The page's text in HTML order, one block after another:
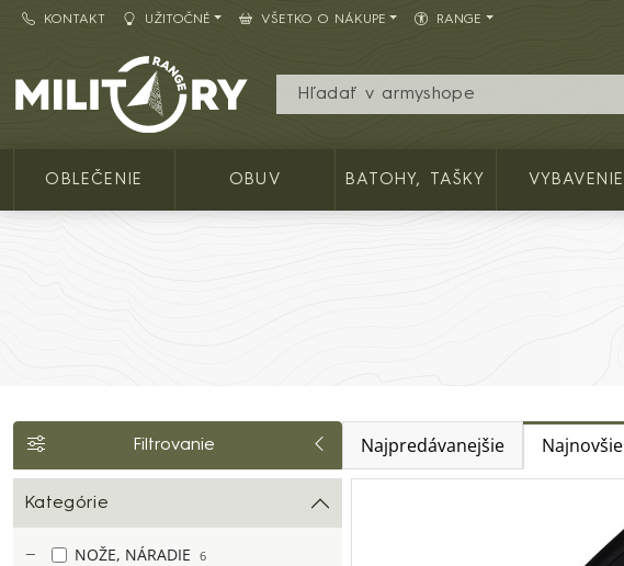
KONTAKT UŽITOČNÉ VŠETKO O NÁKUPE RANGE
Army shop MILITARY RANGE SK
OBLEČENIE OBUV BATOHY, TAŠKY VYBAVENIE
Filtrovanie Najpredávanejšie Najnovšie
Kategórie
NOŽE, NÁRADIE 6